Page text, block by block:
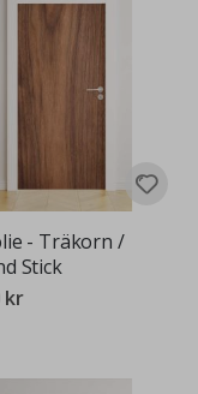
- Träkorn /
Stick
kr